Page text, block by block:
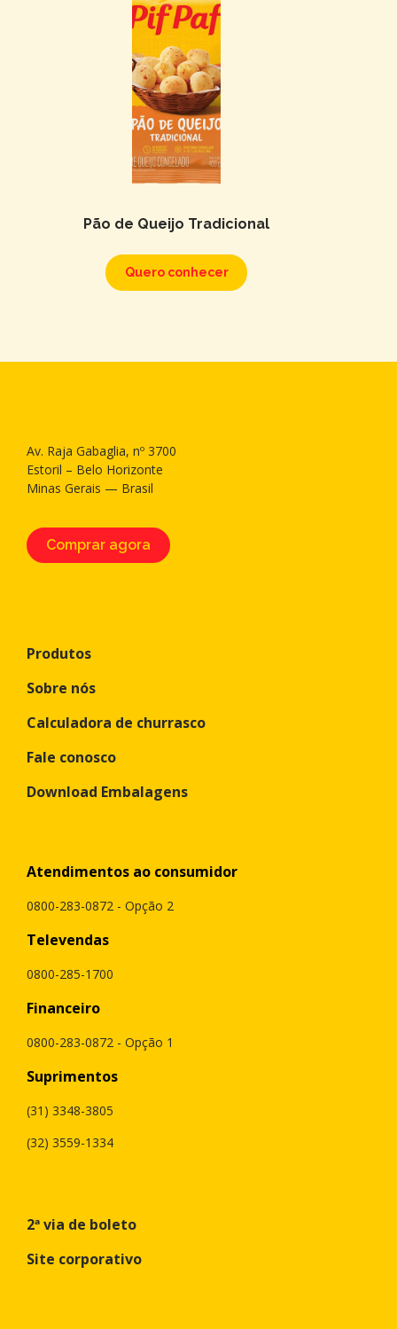
Pão de Queijo Tradicional
Quero conhecer
Av. Raja Gabaglia, nº 3700
Estoril – Belo Horizonte
Minas Gerais — Brasil
Comprar agora
Produtos
Sobre nós
Calculadora de churrasco
Fale conosco
Download Embalagens
Atendimentos ao consumidor
0800-283-0872 - Opção 2
Televendas
0800-285-1700
Financeiro
0800-283-0872 - Opção 1
Suprimentos
(31) 3348-3805
(32) 3559-1334
2ª via de boleto
Site corporativo